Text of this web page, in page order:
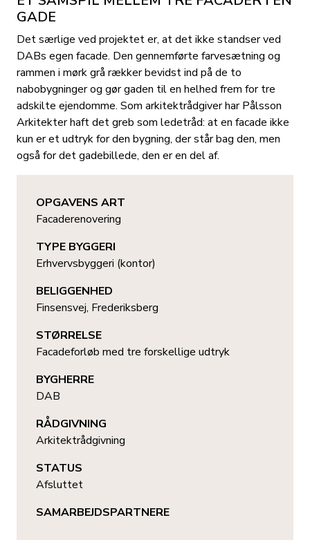
GADE
Det særlige ved projektet er, at det ikke standser ved
DABs egen facade. Den gennemførte farvesætning og
rammen i mørk grå rækker bevidst ind på de to
nabobygninger og gør gaden til en helhed frem for tre
adskilte ejendomme. Som arkitektrådgiver har Pålsson
Arkitekter haft det greb som ledetråd: at en facade ikke
kun er et udtryk for den bygning, der står bag den, men
også for det gadebillede, den er en del af.
OPGAVENS ART
Facaderenovering
TYPE BYGGERI
Erhvervsbyggeri (kontor)
BELIGGENHED
Finsensvej, Frederiksberg
STØRRELSE
Facadeforløb med tre forskellige udtryk
BYGHERRE
DAB
RÅDGIVNING
Arkitektrådgivning
STATUS
Afsluttet
SAMARBEJDSPARTNERE